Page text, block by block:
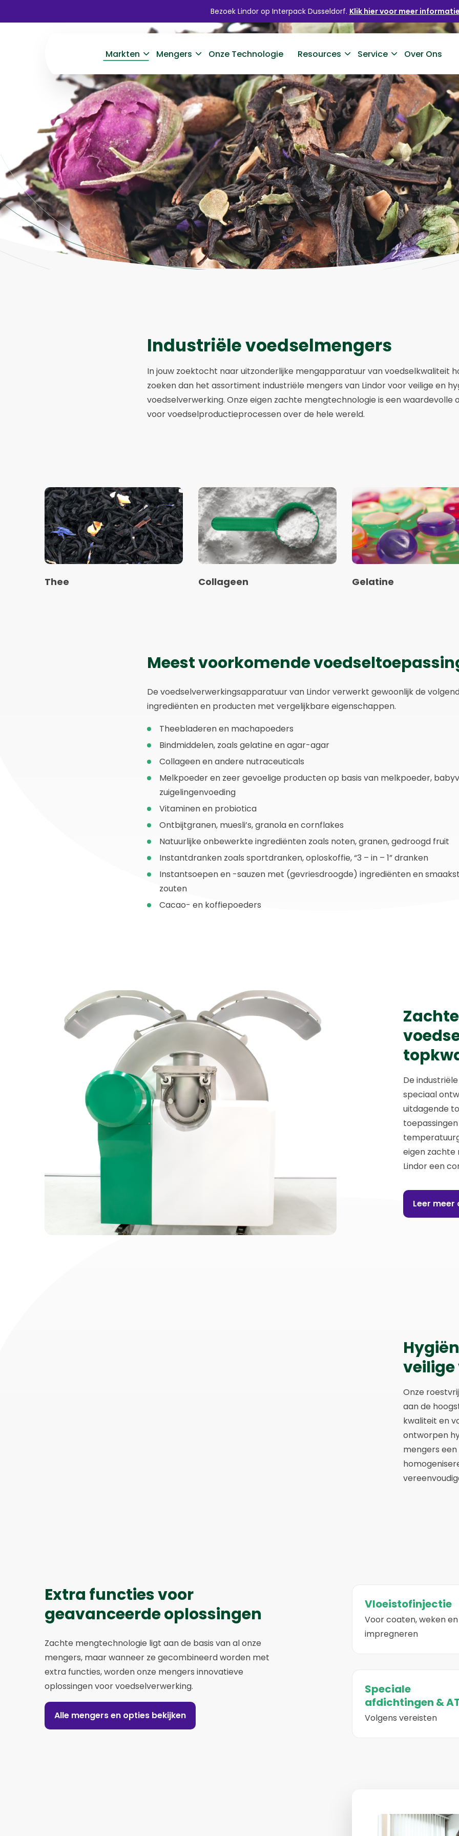
Bezoek Lindor op Interpack Dusseldorf. Klik hier voor meer
Markten Mengers Onze Technologie Resources Service Over Ons
Industriële voedselmengers
In jouw zoektocht naar uitzonderlijke mengapparatuur van voedselkwaliteit
zoeken dan het assortiment industriële mengers van Lindor voor veilige en
voedselverwerking. Onze eigen zachte mengtechnologie is een waardevolle
voor voedselproductieprocessen over de hele wereld.
Thee
Lees
meer
over
Thee
Collageen
Lees
meer
over
Collageen
Gelatine
Lees
meer
over
Gelatine
Meest voorkomende
De voedselverwerkingsapparatuur van Lindor verwerkt gewoonlijk de
ingrediënten en producten met vergelijkbare eigenschappen.
Theebladeren en machapoeders
Bindmiddelen, zoals gelatine en agar-agar
Collageen en andere nutraceuticals
Melkpoeder en zeer gevoelige producten op basis van melkpoeder,
zuigelingenvoeding
Vitaminen en probiotica
Ontbijtgranen, muesli’s, granola en cornflakes
Natuurlijke onbewerkte ingrediënten zoals noten, granen, gedroogd fruit
Instantdranken zoals sportdranken, oploskoffie, “3 – in – 1” dranken
Instantsoepen en -sauzen met (gevriesdroogde) ingrediënten en
zouten
Cacao- en koffiepoeders
De
speciaal
uitdagende
eigen zachte
Lindor een
Leer
Onze
aan de
kwaliteit en
ontworpen
mengers
Extra functies voor
geavanceerde oplossingen
Zachte mengtechnologie ligt aan de basis van al onze
mengers, maar wanneer ze gecombineerd worden met
extra functies, worden onze mengers innovatieve
oplossingen voor voedselverwerking.
Alle mengers en opties bekijken
Vloeistofinjectie
Voor coaten, weken en
impregneren
Speciale
afdichtingen &
Volgens vereisten